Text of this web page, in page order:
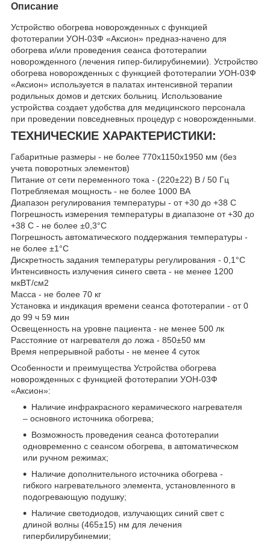
Описание
Устройство обогрева новорожденных с функцией
фототерапии УОН-03Ф «Аксион» предназ-начено для
обогрева и/или проведения сеанса фототерапии
новорожденного (лечения гипер-билирубинемии). Устройство
обогрева новорожденных с функцией фототерапии УОН-03Ф
«Аксион» используется в палатах интенсивной терапии
родильных домов и детских больниц. Использование
устройства создает удобства для медицинского персонала
при проведении повседневных процедур с новорожденными.
ТЕХНИЧЕСКИЕ ХАРАКТЕРИСТИКИ:
Габаритные размеры - не более 770х1150х1950 мм (без
учета поворотных элементов)
Питание от сети переменного тока - (220±22) B / 50 Гц
Потребляемая мощность - не более 1000 ВА
Диапазон регулирования температуры - от +30 до +38 С
Погрешность измерения температуры в диапазоне от +30 до
+38 С - не более ±0,3°С
Погрешность автоматического поддержания температуры -
не более ±1°С
Дискретность задания температуры регулирования - 0,1°С
Интенсивность излучения синего света - не менее 1200
мкBT/cм2
Масса - не более 70 кг
Установка и индикация времени сеанса фототерапии - от 0
до 99 ч 59 мин
Освещенность на уровне пациента - не менее 500 лк
Расстояние от нагревателя до ложа - 850±50 мм
Время непрерывной работы - не менее 4 суток
Особенности и преимущества Устройства обогрева
новорожденных с функцией фототерапии УОН-03Ф
«Аксион»:
Наличие инфракрасного керамического нагревателя
– основного источника обогрева;
Возможность проведения сеанса фототерапии
одновременно с сеансом обогрева, в автоматическом
или ручном режимах;
Наличие дополнительного источника обогрева -
гибкого нагревательного элемента, установленного в
подогревающую подушку;
Наличие светодиодов, излучающих синий свет с
длиной волны (465±15) нм для лечения
гипербилирубинемии;